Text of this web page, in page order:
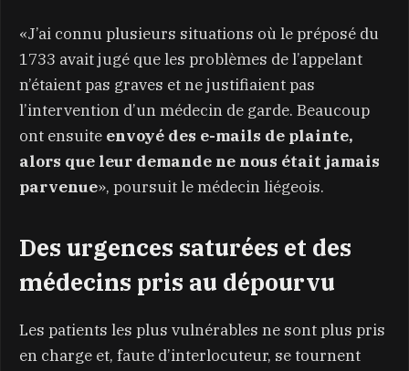
«J’ai connu plusieurs situations où le préposé du
1733 avait jugé que les problèmes de l’appelant
n’étaient pas graves et ne justifiaient pas
l’intervention d’un médecin de garde. Beaucoup
ont ensuite envoyé des e-mails de plainte,
alors que leur demande ne nous était jamais
parvenue», poursuit le médecin liégeois.
Des urgences saturées et des
médecins pris au dépourvu
Les patients les plus vulnérables ne sont plus pris
en charge et, faute d’interlocuteur, se tournent